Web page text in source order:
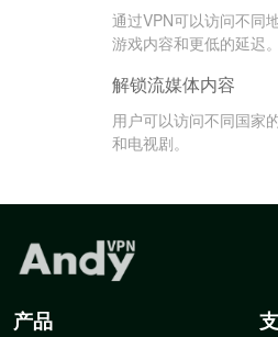
通过VPN可以访问不同
游戏内容和更低的延迟。
解锁流媒体内容
用户可以访问不同国家
和电视剧。
产品